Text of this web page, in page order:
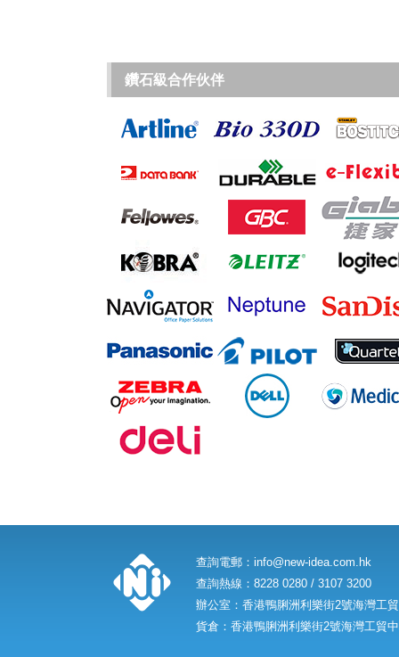
鑽石級合作伙伴
查詢電郵： info@new-idea.com.hk
查詢熱線：8228 0280 / 3107 3200
辦公室：香港鴨脷洲利樂街2號海灣工
貨倉：香港鴨脷洲利樂街2號海灣工貿